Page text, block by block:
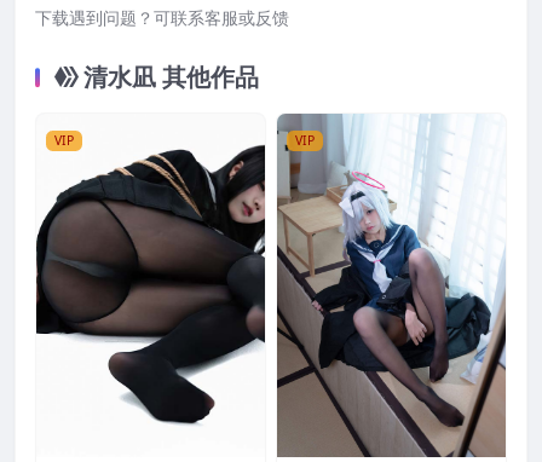
下载遇到问题？可联系客服或反馈
清水凪 其他作品
VIP VIP